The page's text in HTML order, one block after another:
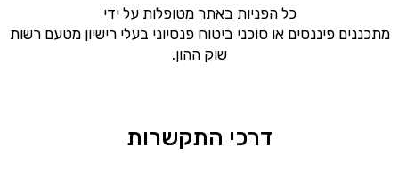
כל הפניות באתר מטופלות על ידי
מתכננים פיננסים או סוכני ביטוח פנסיוני בעלי רישיון מטעם רשות
שוק ההון.
דרכי התקשרות